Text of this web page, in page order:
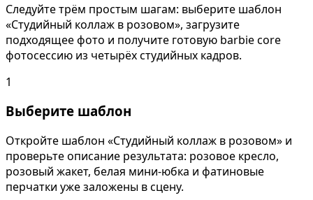
Следуйте трём простым шагам: выберите шаблон
«Студийный коллаж в розовом», загрузите
подходящее фото и получите готовую barbie core
фотосессию из четырёх студийных кадров.
1
Выберите шаблон
Откройте шаблон «Студийный коллаж в розовом» и
проверьте описание результата: розовое кресло,
розовый жакет, белая мини-юбка и фатиновые
перчатки уже заложены в сцену.